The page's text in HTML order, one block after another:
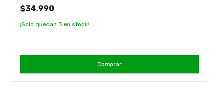
$34.990
¡Solo quedan 3 en stock!
Comprar